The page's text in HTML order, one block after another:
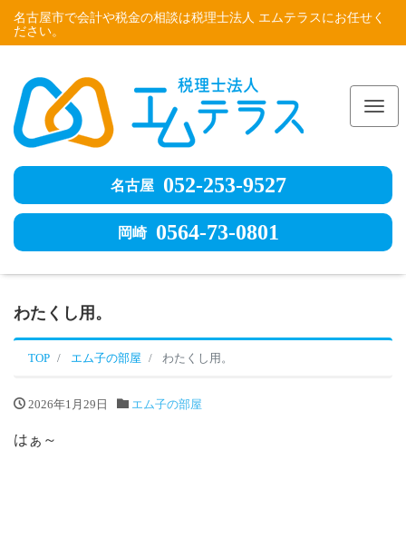
名古屋市で会計や税金の相談は税理士法人 エムテラスにお任せく
ださい。
名古屋 052-253-9527
岡崎 0564-73-0801
わたくし用。
TOP エム子の部屋 わたくし用。
2026年1月29日 エム子の部屋
はぁ～